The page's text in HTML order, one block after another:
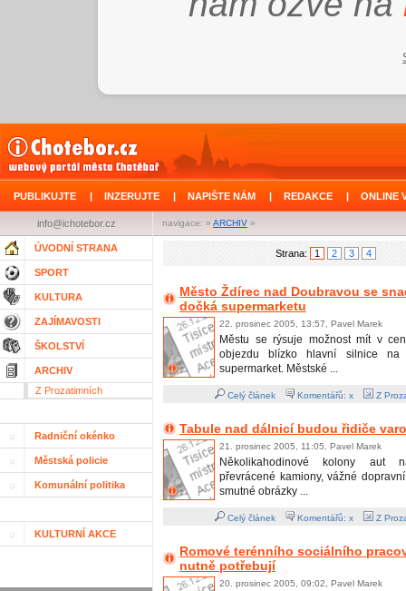
PUBLIKUJTE | INZERUJTE | NAPIŠTE NÁM | REDAKCE | ONLINE
navigace: » ARCHIV »
info@ichotebor.cz
ÚVODNÍ STRANA
SPORT
KULTURA
ZAJÍMAVOSTI
ŠKOLSTVÍ
ARCHIV
Z Prozatimních
Radniční okénko
Městská policie
Komunální politika
KULTURNÍ AKCE
Strana: 1 2 3 4
Město Ždírec nad Doubravou se
dočká supermarketu
22. prosinec 2005, 13:57, Pavel Marek
Městu se rýsuje možnost mít v
objezdu blízko hlavní silnice na
supermarket. Městské ...
Celý článek Komentářů: x Z
Tabule nad dálnicí budou řidiče
21. prosinec 2005, 11:05, Pavel Marek
Několikahodinové kolony aut
převrácené kamiony, vážné
smutné obrázky ...
Celý článek Komentářů: x Z
Romové terénního sociálního
nutně potřebují
20. prosinec 2005, 09:02, Pavel Marek